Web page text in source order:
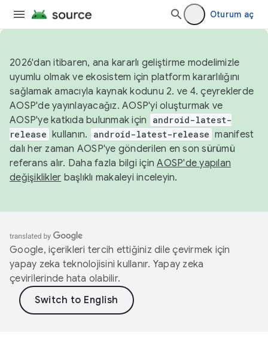
Oturum aç
2026'dan itibaren, ana kararlı geliştirme modelimizle
uyumlu olmak ve ekosistem için platform kararlılığını
sağlamak amacıyla kaynak kodunu 2. ve 4. çeyreklerde
AOSP'de yayınlayacağız. AOSP'yi oluşturmak ve
AOSP'ye katkıda bulunmak için
android-latest-
release kullanın. android-latest-release manifest
dalı her zaman AOSP'ye gönderilen en son sürümü
referans alır. Daha fazla bilgi içinAOSP'de yapılan
değişiklikler başlıklı makaleyi inceleyin.
Google, içerikleri tercih ettiğiniz dile çevirmek için
yapay zeka teknolojisini kullanır. Yapay zeka
çevirilerinde hata olabilir.